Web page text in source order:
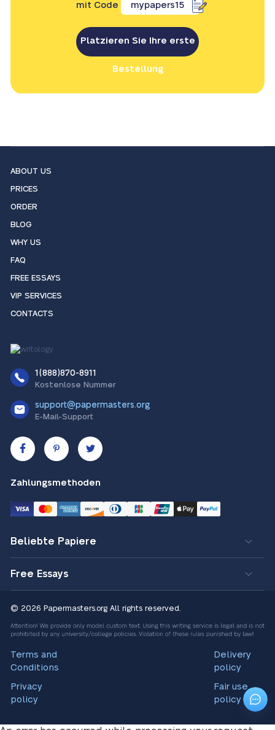
mit Code mypapers15
Platzieren Sie Ihre erste
Bestellung
ABOUT US
PRICES
ORDER
BLOG
WHY US
FAQ
FREE ESSAYS
VIP SERVICES
CONTACTS
1(888)870-8911
Kostenlose Nummer
support@papermasters.org
E-Mail-Support
Zahlungsmethoden
Beliebte Papiere
Free Essays
© 2026 Papermasters.org All rights reserved.
Terms and
Conditions
Privacy
policy
Delivery
policy
Fair use
policy